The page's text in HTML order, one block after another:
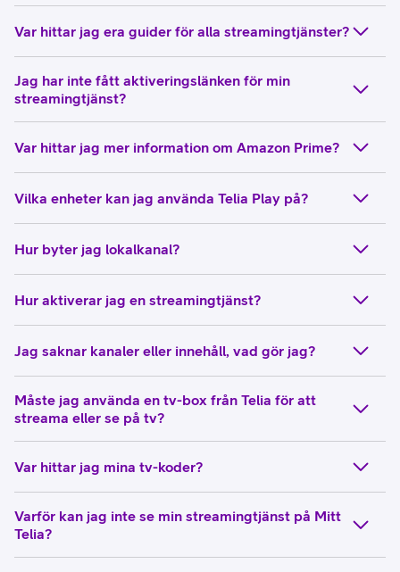
Var hittar jag era guider för alla streamingtjänster?
Jag har inte fått aktiveringslänken för min
streamingtjänst?
Var hittar jag mer information om Amazon Prime?
Vilka enheter kan jag använda Telia Play på?
Hur byter jag lokalkanal?
Hur aktiverar jag en streamingtjänst?
Jag saknar kanaler eller innehåll, vad gör jag?
Måste jag använda en tv-box från Telia för att
streama eller se på tv?
Var hittar jag mina tv-koder?
Varför kan jag inte se min streamingtjänst på Mitt
Telia?